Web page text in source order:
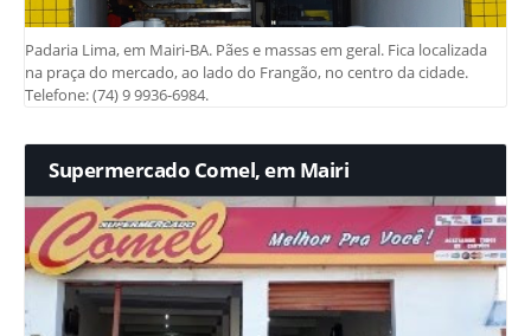
Padaria Lima, em Mairi-BA. Pães e massas em geral. Fica localizada
na praça do mercado, ao lado do Frangão, no centro da cidade.
Telefone: (74) 9 9936-6984.
Supermercado Comel, em Mairi